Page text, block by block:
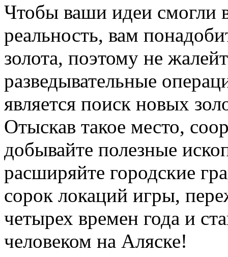
Чтобы ваши идеи смогли
реальность, вам
золота, поэтому не
разведывательные
является поиск новых
Отыскав такое место,
добывайте полезные
расширяйте городские
сорок локаций игры,
четырех времен года и
человеком на Аляске!